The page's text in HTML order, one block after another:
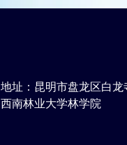
地址：昆明市盘龙区白龙
西南林业大学林学院